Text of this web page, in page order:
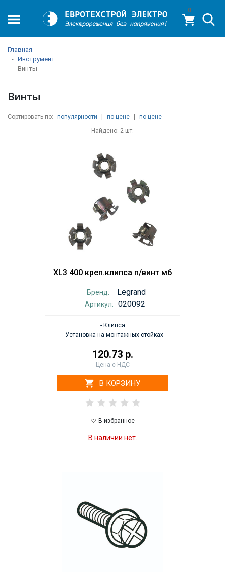
0
Главная
Инструмент
Винты
Винты
Сортировать по: популярности по цене
по цене
Найдено: 2 шт.
XL3 400 креп.клипса п/винт м6
Бренд: Legrand
Артикул: 020092
- Клипса
- Установка на монтажных стойках
120.73 р.
Цена с НДС
В КОРЗИНУ
В избранное
В наличии нет.